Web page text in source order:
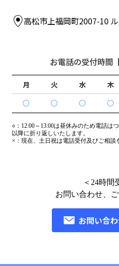
高松市上福岡町2007-10
お電話の受付時間
月 火 水 木
○
○ ○ ○
○： 12:00～13:00は昼休みのため電話は
以降に折り返しいたします。
×： 現在、土日祝は電話受付及びご相談
＜24時間
お問い合わせ、
お問い合